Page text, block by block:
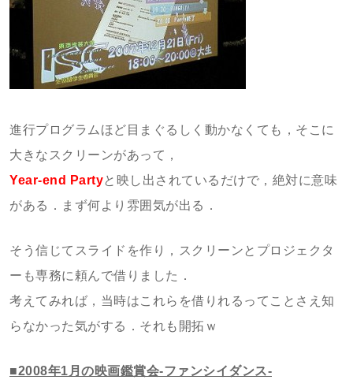
進行プログラムほど目まぐるしく動かなくても，そこに
大きなスクリーンがあって，
Year-end Partyと映し出されているだけで，絶対に意味
がある．まず何より雰囲気が出る．
そう信じてスライドを作り，スクリーンとプロジェクタ
ーも専務に頼んで借りました．
考えてみれば，当時はこれらを借りれるってことさえ知
らなかった気がする．それも開拓ｗ
■2008年1月の映画鑑賞会-ファンシイダンス-